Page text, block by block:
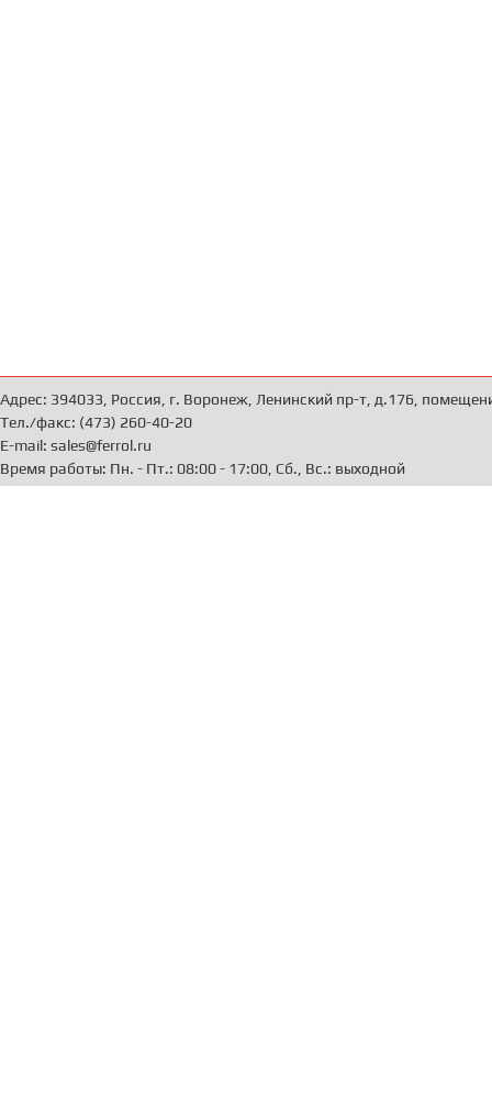
Адрес: 394033, Россия, г. Воронеж, Ленинский пр-т, д.176,
Тел./факс: (473) 260-40-20
E-mail: sales@ferrol.ru
Время работы: Пн. - Пт.: 08:00 - 17:00, Сб., Вс.: выходной